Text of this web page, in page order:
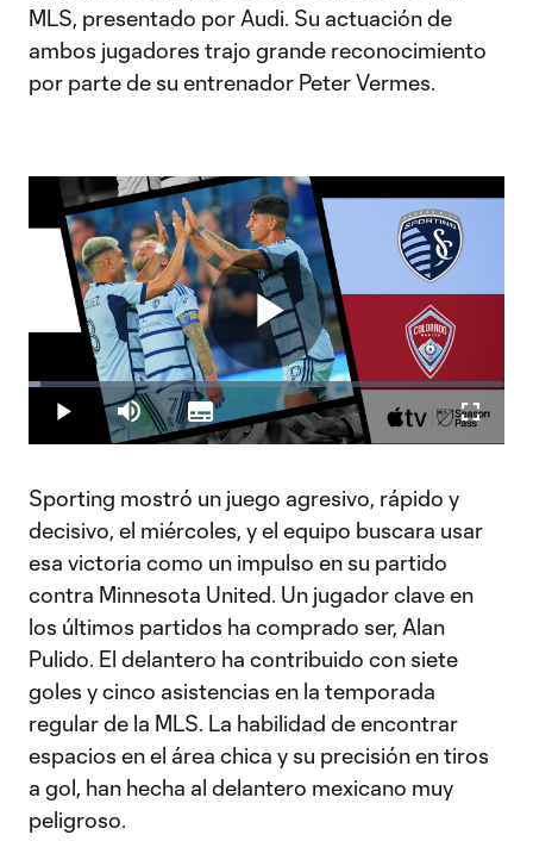
MLS, presentado por Audi. Su actuación de
ambos jugadores trajo grande reconocimiento
por parte de su entrenador Peter Vermes.
Play
Video
Play Mute
Loaded:
2.43%
Subtitles
Sporting mostró un juego agresivo, rápido y
decisivo, el miércoles, y el equipo buscara usar
esa victoria como un impulso en su partido
contra Minnesota United. Un jugador clave en
los últimos partidos ha comprado ser, Alan
Pulido. El delantero ha contribuido con siete
goles y cinco asistencias en la temporada
regular de la MLS. La habilidad de encontrar
espacios en el área chica y su precisión en tiros
a gol, han hecha al delantero mexicano muy
peligroso.